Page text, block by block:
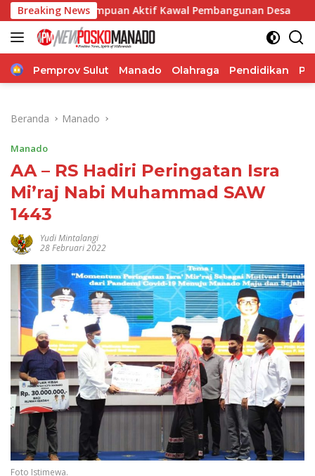
Langsung
ke
konten
Breaking News
Aktif Kawal Pembangunan Desa Police Go to
Home
Pemprov Sulut Manado Olahraga Pendidikan
Beranda Manado
Manado
AA – RS Hadiri Peringatan Isra
Mi’raj Nabi Muhammad SAW
1443
Yudi Mintalangi
28 Februari 2022
Foto Istimewa.